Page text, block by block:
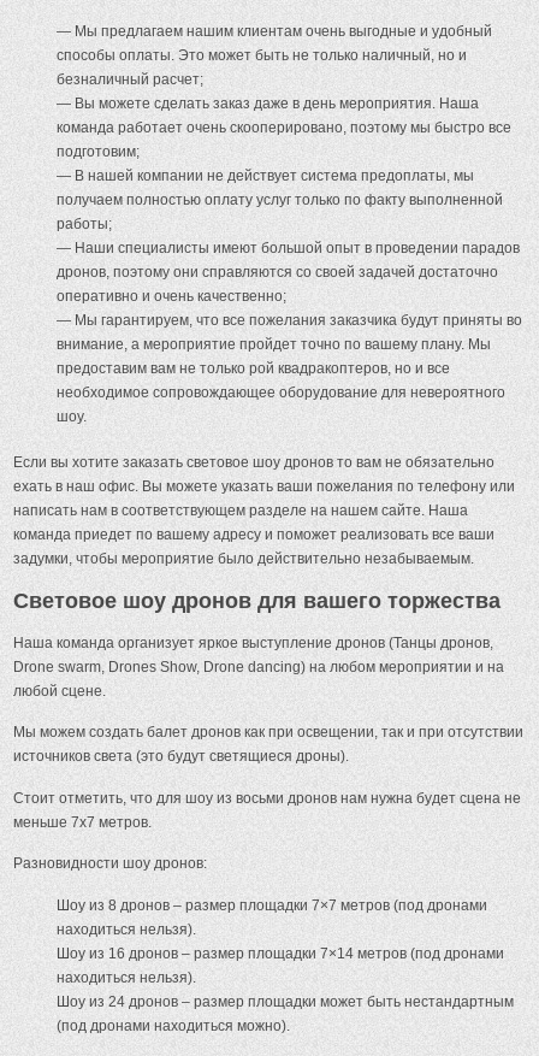
— Мы предлагаем нашим клиентам очень выгодные и удобный
способы оплаты. Это может быть не только наличный, но и
безналичный расчет;
— Вы можете сделать заказ даже в день мероприятия. Наша
команда работает очень скооперировано, поэтому мы быстро все
подготовим;
— В нашей компании не действует система предоплаты, мы
получаем полностью оплату услуг только по факту выполненной
работы;
— Наши специалисты имеют большой опыт в проведении парадов
дронов, поэтому они справляются со своей задачей достаточно
оперативно и очень качественно;
— Мы гарантируем, что все пожелания заказчика будут приняты во
внимание, а мероприятие пройдет точно по вашему плану. Мы
предоставим вам не только рой квадракоптеров, но и все
необходимое сопровождающее оборудование для невероятного
шоу.
Если вы хотите заказать световое шоу дронов то вам не обязательно
ехать в наш офис. Вы можете указать ваши пожелания по телефону или
написать нам в соответствующем разделе на нашем сайте. Наша
команда приедет по вашему адресу и поможет реализовать все ваши
задумки, чтобы мероприятие было действительно незабываемым.
Световое шоу дронов для вашего торжества
Наша команда организует яркое выступление дронов (Танцы дронов,
Drone swarm, Drones Show, Drone dancing) на любом мероприятии и на
любой сцене.
Мы можем создать балет дронов как при освещении, так и при отсутствии
источников света (это будут светящиеся дроны).
Стоит отметить, что для шоу из восьми дронов нам нужна будет сцена не
меньше 7х7 метров.
Разновидности шоу дронов:
Шоу из 8 дронов – размер площадки 7×7 метров (под дронами
находиться нельзя).
Шоу из 16 дронов – размер площадки 7×14 метров (под дронами
находиться нельзя).
Шоу из 24 дронов – размер площадки может быть нестандартным
(под дронами находиться можно).